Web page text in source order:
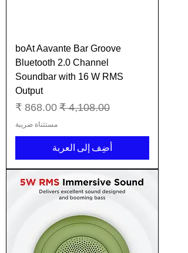
boAt Aavante Bar Groove
Bluetooth 2.0 Channel
Soundbar with 16 W RMS
Output
سعر عادي سعر البيع
مستثناة ضريبة
أضِف إلى العربة